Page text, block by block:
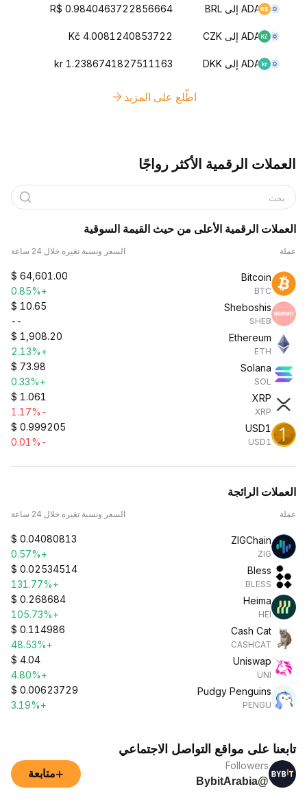
ADA إلى BRL R$ 0.9840463722856664
ADA إلى CZK Kč 4.0081240853722
ADA إلى DKK kr 1.2386741827511163
اطّلع على المزيد
العملات الرقمية الأكثر رواجًا
بحث
العملات الرقمية الأعلى من حيث القيمة السوقية
عملة السعر ونسبة تغيره خلال 24 ساعة
Bitcoin
BTC
$ 64,601.00
+0.85%
Sheboshis
SHEB
$ 10.65
--
Ethereum
ETH
$ 1,908.20
+2.13%
Solana
SOL
$ 73.98
+0.33%
XRP
XRP
$ 1.061
-1.17%
USD1
USD1
$ 0.999205
-0.01%
العملات الرائجة
عملة السعر ونسبة تغيره خلال 24 ساعة
ZIGChain
ZIG
$ 0.04080813
+0.57%
Bless
BLESS
$ 0.02534514
+131.77%
Heima
HEI
$ 0.268684
+105.73%
Cash Cat
CASHCAT
$ 0.114986
+48.53%
Uniswap
UNI
$ 4.04
+4.80%
Pudgy Penguins
PENGU
$ 0.00623729
+3.19%
تابعنا على مواقع التواصل الاجتماعي
Followers
@BybitArabia
+متابعة